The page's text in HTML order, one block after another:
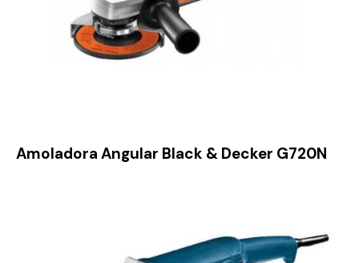
Amoladora Angular Black & Decker G720N